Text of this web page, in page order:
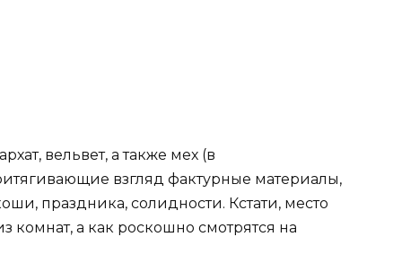
вельвет, а также мех (в
взгляд фактурные материалы,
праздника, солидности. Кстати, место
комнат, а как роскошно смотрятся на